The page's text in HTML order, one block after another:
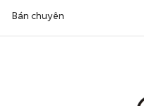
Bán chuyên